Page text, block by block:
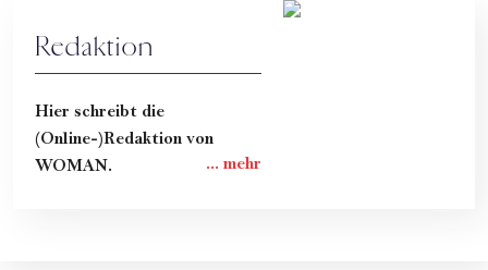
Redaktion
Hier schreibt die
(Online-)Redaktion von
WOMAN.